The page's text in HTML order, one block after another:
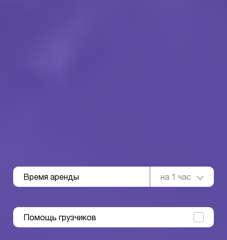
Время аренды на 1 час
Помощь грузчиков